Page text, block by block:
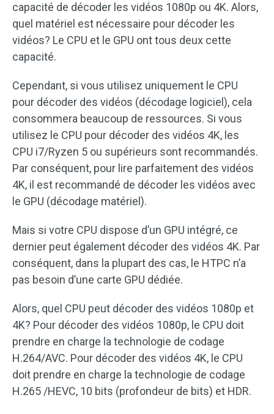
capacité de décoder les vidéos 1080p ou 4K. Alors,
quel matériel est nécessaire pour décoder les
vidéos? Le CPU et le GPU ont tous deux cette
capacité.
Cependant, si vous utilisez uniquement le CPU
pour décoder des vidéos (décodage logiciel), cela
consommera beaucoup de ressources. Si vous
utilisez le CPU pour décoder des vidéos 4K, les
CPU i7/Ryzen 5 ou supérieurs sont recommandés.
Par conséquent, pour lire parfaitement des vidéos
4K, il est recommandé de décoder les vidéos avec
le GPU (décodage matériel).
Mais si votre CPU dispose d’un GPU intégré, ce
dernier peut également décoder des vidéos 4K. Par
conséquent, dans la plupart des cas, le HTPC n’a
pas besoin d’une carte GPU dédiée.
Alors, quel CPU peut décoder des vidéos 1080p et
4K? Pour décoder des vidéos 1080p, le CPU doit
prendre en charge la technologie de codage
H.264/AVC. Pour décoder des vidéos 4K, le CPU
doit prendre en charge la technologie de codage
H.265 /HEVC, 10 bits (profondeur de bits) et HDR.